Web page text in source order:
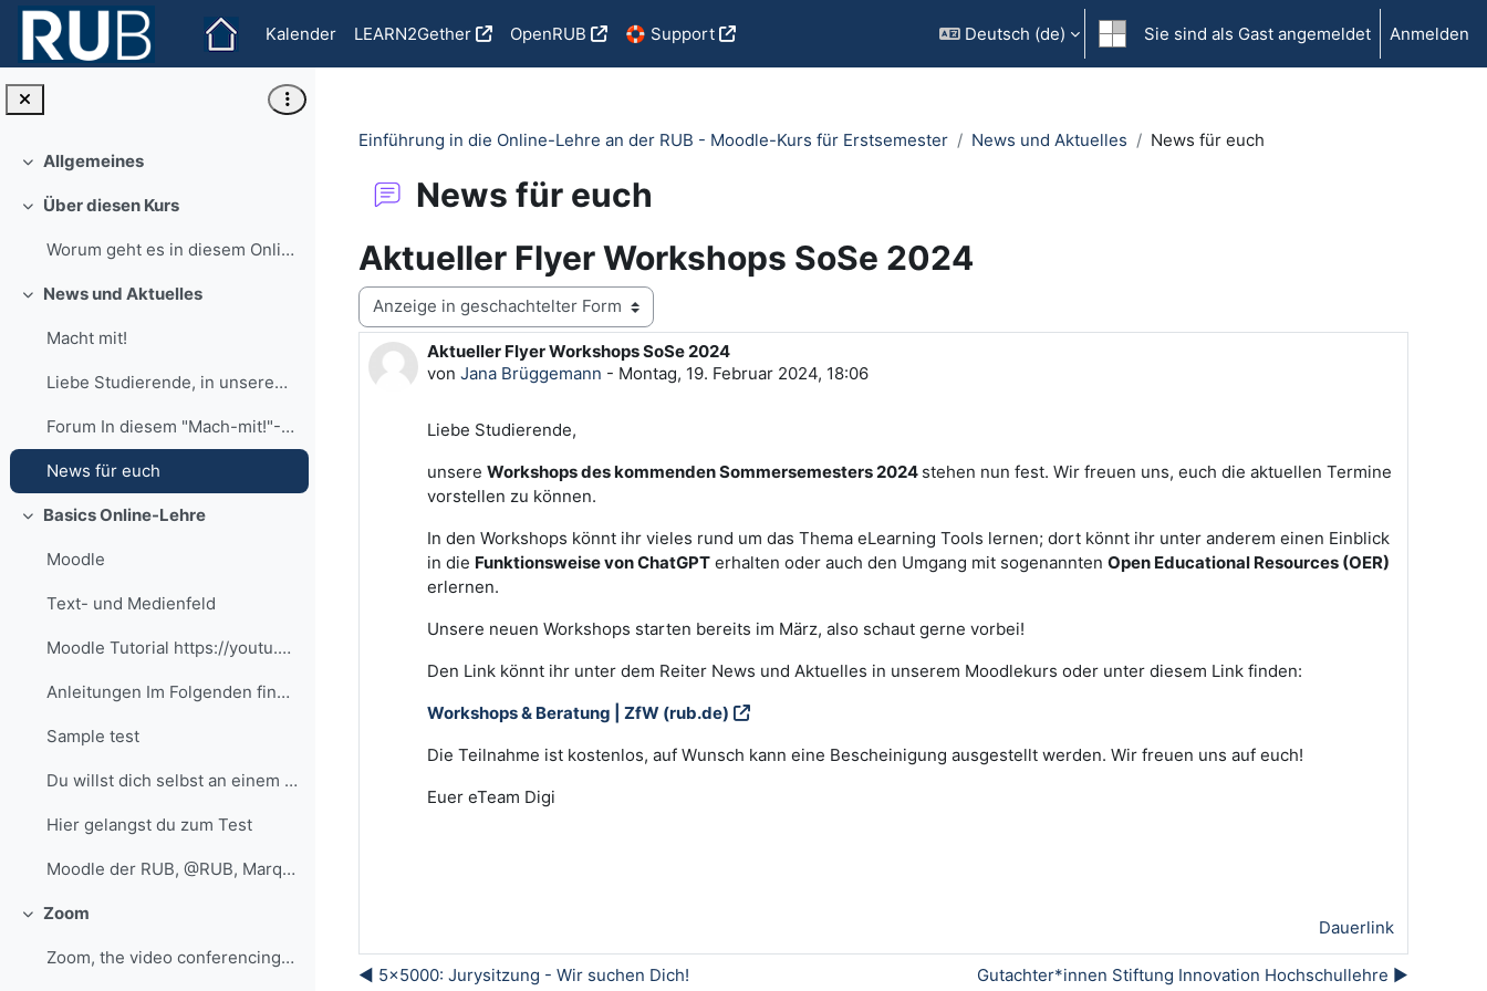
Zum Hauptinhalt
Kalender
LEARN2Gether OpenRUB 🛟 Support Deutsch ‎(de)‎ Sie sind als Gast angemeldet Anmelden
Einklappen
Allgemeines
Einklappen
Über diesen Kurs
Worum geht es in diesem Online-Kurs? Hier dreht si...
Einklappen
News und Aktuelles
Macht mit!
Liebe Studierende, in unserem Forum "News für euch...
Forum In diesem "Mach-mit!"-Forum informieren wir ...
News für euch
Einklappen
Basics Online-Lehre
Moodle
Text- und Medienfeld
Moodle Tutorial https://youtu.be/eRzVKqXxQIU?si=a8...
Anleitungen Im Folgenden findest du ausgewählte An...
Sample test
Du willst dich selbst an einem Test versuchen? Nut...
Hier gelangst du zum Test
Moodle der RUB, @RUB, Marquard
Einklappen
Zoom
Zoom, the video conferencing service at the RUB
Einführung in die Online-Lehre an der RUB - Moodle-Kurs für Erstsemester News und Aktuelles News für euch
News für euch
Aktueller Flyer Workshops SoSe 2024
Anzeigemodus
Aktueller Flyer Workshops SoSe 2024
von Jana Brüggemann - Montag, 19. Februar 2024, 18:06
Anzahl Antworten: 0
Liebe Studierende,
unsere Workshops des kommenden Sommersemesters 2024 stehen nun fest. Wir freuen uns, euch die aktuellen Termine
vorstellen zu können.
In den Workshops könnt ihr vieles rund um das Thema eLearning Tools lernen; dort könnt ihr unter anderem einen Einblick
in die Funktionsweise von ChatGPT erhalten oder auch den Umgang mit sogenannten Open Educational Resources (OER)
erlernen.
Unsere neuen Workshops starten bereits im März, also schaut gerne vorbei!
Den Link könnt ihr unter dem Reiter News und Aktuelles in unserem Moodlekurs oder unter diesem Link finden:
Workshops & Beratung | ZfW (rub.de)
Die Teilnahme ist kostenlos, auf Wunsch kann eine Bescheinigung ausgestellt werden. Wir freuen uns auf euch!
Euer eTeam Digi
Dauerlink
◀︎ 5x5000: Jurysitzung - Wir suchen Dich! Gutachter*innen Stiftung Innovation Hochschullehre ▶︎